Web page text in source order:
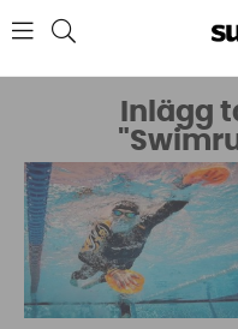
Inlägg